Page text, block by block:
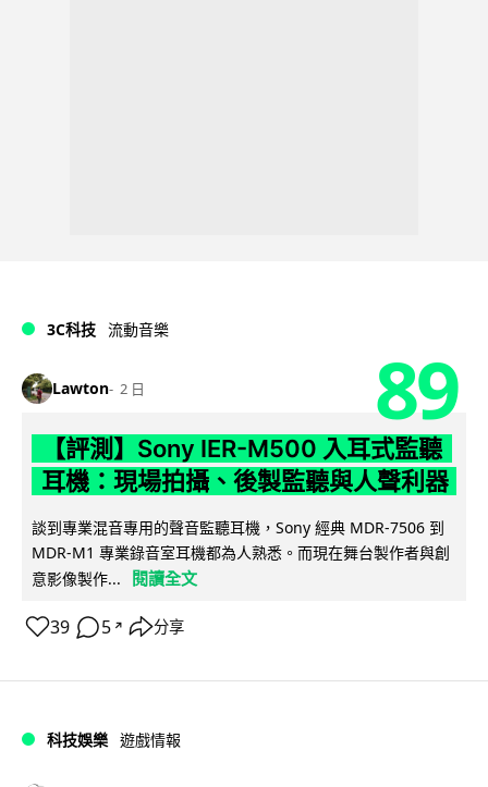
3C科技 流動音樂
Lawton 2 日 89
【評測】Sony IER-M500 入耳式監聽
耳機：現場拍攝、後製監聽與人聲利器
談到專業混音專用的聲音監聽耳機，Sony 經典 MDR-7506 到
MDR-M1 專業錄音室耳機都為人熟悉。而現在舞台製作者與創
意影像製作...
閱讀全文
39 5 ↗ 分享
科技娛樂 遊戲情報